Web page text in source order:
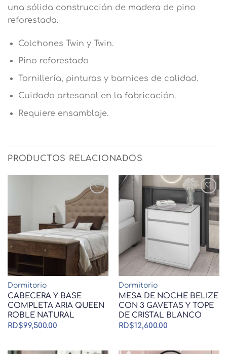
una sólida construcción de madera de pino
reforestada.
Colchones Twin y Twin.
Pino reforestado
Tornillería, pinturas y barnices de calidad.
Cuidado artesanal en la fabricación.
Requiere ensamblaje.
PRODUCTOS RELACIONADOS
Dormitorio
CABECERA Y BASE
COMPLETA ARIA QUEEN
ROBLE NATURAL
RD$99,500.00
Dormitorio
MESA DE NOCHE BELIZE
CON 3 GAVETAS Y TOPE
DE CRISTAL BLANCO
RD$12,600.00